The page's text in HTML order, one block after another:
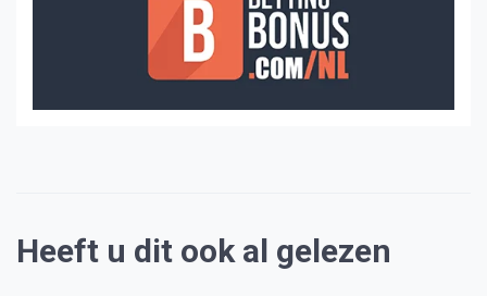
Heeft u dit ook al gelezen